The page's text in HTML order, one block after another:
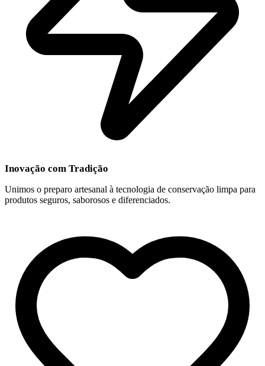
Inovação com Tradição
Unimos o preparo artesanal à tecnologia de conservação limpa para
produtos seguros, saborosos e diferenciados.